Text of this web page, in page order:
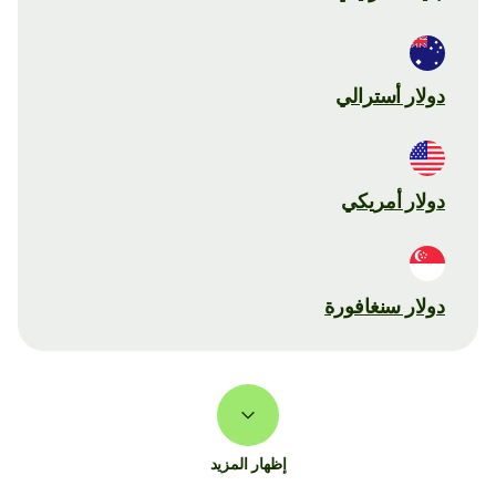
دولار أسترالي
دولار أمريكي
دولار سنغافورة
إظهار المزيد